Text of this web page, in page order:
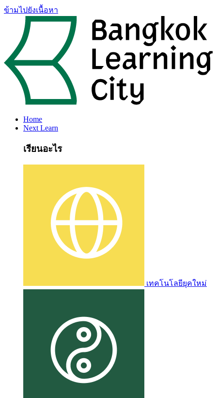
ข้ามไปยังเนื้อหา
Home
Next Learn
เรียนอะไร
เทคโนโลยียุคใหม่